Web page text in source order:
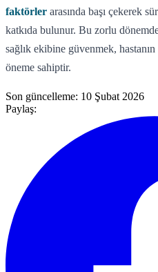
faktörler arasında başı çekerek
katkıda bulunur. Bu zorlu
sağlık ekibine güvenmek,
öneme sahiptir.
Son güncelleme: 10 Şubat 2026
Paylaş: